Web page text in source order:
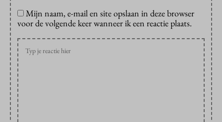
Mijn naam, e-mail en site opslaan in deze browser
voor de volgende keer wanneer ik een reactie plaats.